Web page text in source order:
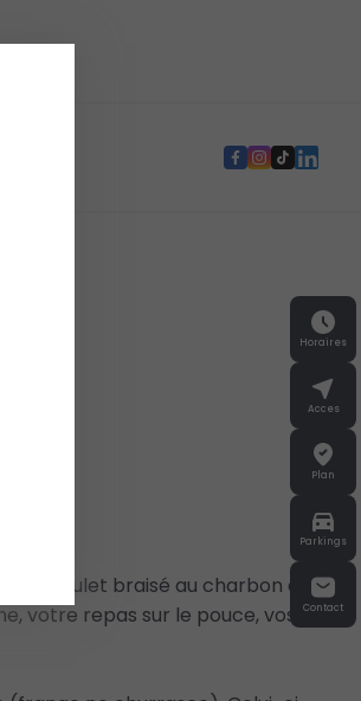
Horaires
Acces
Plan
Parkings
Contact
le poulet braisé au charbon de
votre repas sur le pouce, vos